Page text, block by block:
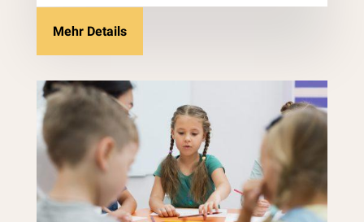
Mehr Details